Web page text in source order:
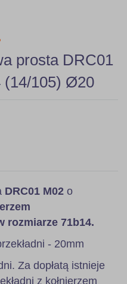
prosta DRC01
(14/105) Ø20
DRC01 M02 o
rozmiarze 71b14.
- 20mm
Za dopłatą istnieje
z kołnierzem